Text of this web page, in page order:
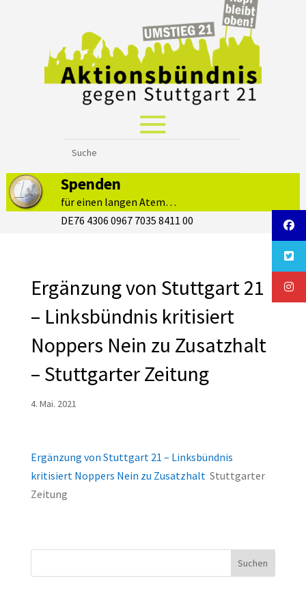
Spenden
für einen langen Atem…
DE76 4306 0967 7035 8411 00
Ergänzung von Stuttgart 21
– Linksbündnis kritisiert
Noppers Nein zu Zusatzhalt
– Stuttgarter Zeitung
4. Mai. 2021
Ergänzung von Stuttgart 21 – Linksbündnis
kritisiert Noppers Nein zu Zusatzhalt Stuttgarter
Zeitung
Suchen